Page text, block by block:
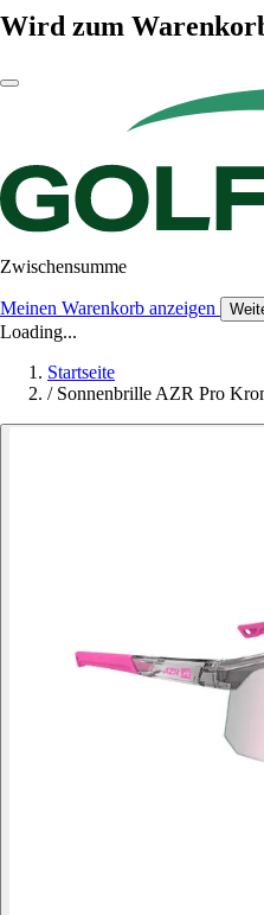
Wird zum
Zwischensumme
Meinen Warenkorb anzeigen
Loading...
Startseite
/ Sonnenbrille AZR Pro